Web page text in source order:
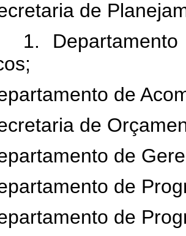
de
de
de
de
de
de
de